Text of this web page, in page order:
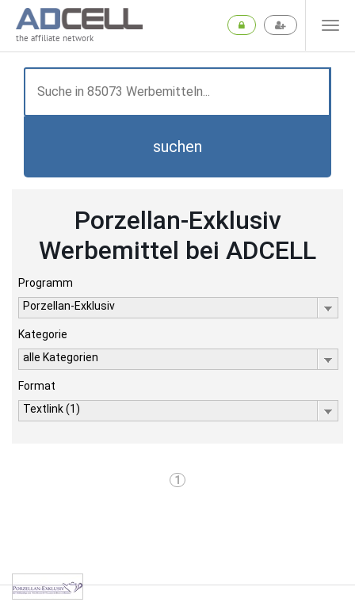
the affiliate network
suchen
Porzellan-Exklusiv
Werbemittel bei ADCELL
Programm
Porzellan-Exklusiv
Kategorie
alle Kategorien
Format
Textlink (1)
1